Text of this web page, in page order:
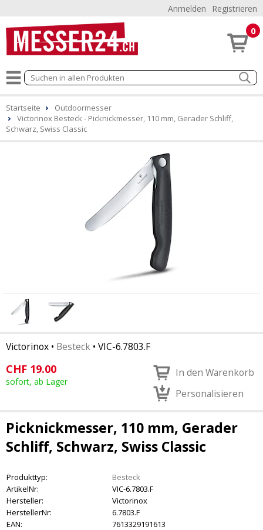
Anmelden Registrieren
0
Startseite
Outdoormesser
Victorinox Besteck - Picknickmesser, 110 mm, Gerader Schliff,
Schwarz, Swiss Classic
Victorinox • Besteck • VIC-6.7803.F
CHF 19.00
sofort, ab Lager
In den Warenkorb
Personalisieren
Picknickmesser, 110 mm, Gerader
Schliff, Schwarz, Swiss Classic
Produkttyp:
Besteck
ArtikelNr:
VIC-6.7803.F
Hersteller:
Victorinox
HerstellerNr:
6.7803.F
EAN:
7613329191613